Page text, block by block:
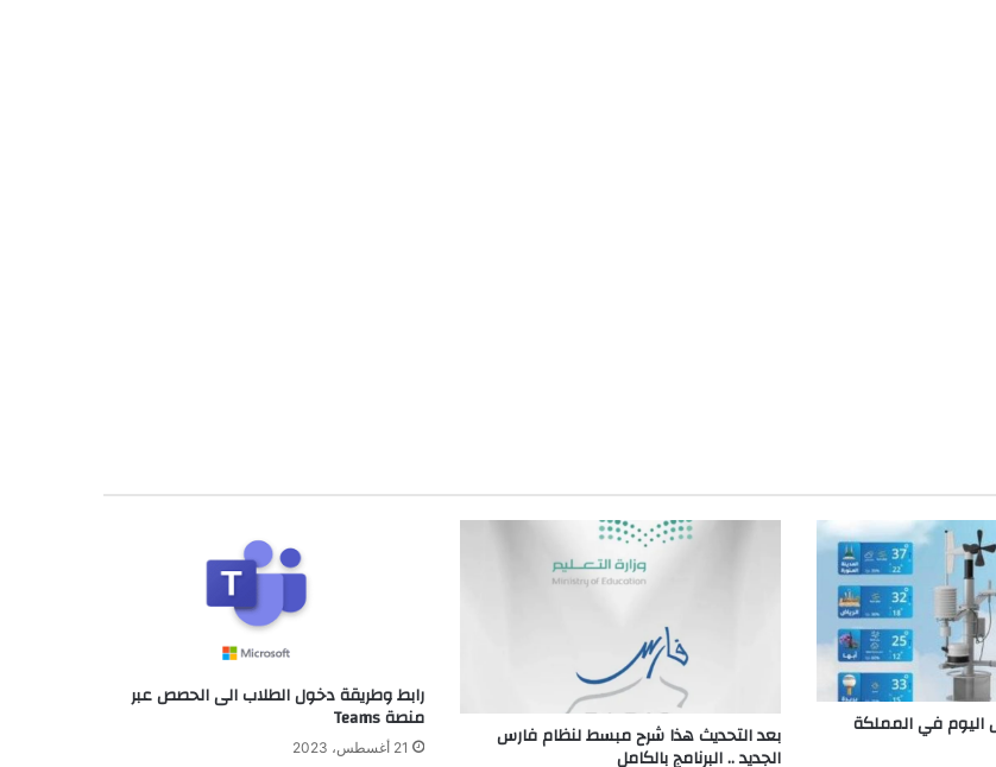
في المملكة بعد التحديث هذا شرح مبسط لنظام فارس
الجديد .. البرنامج بالكامل
رابط وطريقة دخول الطلاب الى الحصص عبر
منصة Teams
21 أغسطس، 2023